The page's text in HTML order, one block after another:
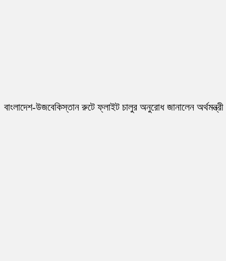
বাংলাদেশ-উজবেকিস্তান রুটে ফ্লাইট চালুর অনুরোধ জানালেন অর্থমন্ত্রী